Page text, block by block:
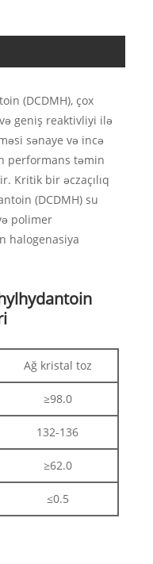
(DCDMH), çox
geniş reaktivliyi ilə
sənaye və incə
performans təmin
Kritik bir əczaçılıq
(DCDMH) su
polimer
halogenasiya
Ağ kristal toz
≥98.0
132-136
≥62.0
≤0.5